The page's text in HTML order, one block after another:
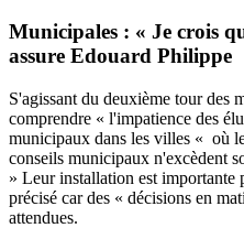
Municipales : « Je crois
assure Edouard Philippe
S'agissant du deuxième tour des
comprendre « l'impatience des
municipaux dans les villes « où
conseils municipaux n'excèdent
» Leur installation est importante
précisé car des « décisions en
attendues.